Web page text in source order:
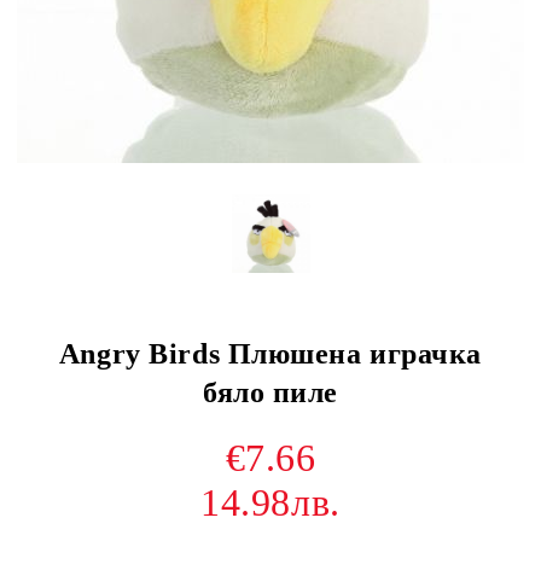
Angry Birds Плюшена играчка
бяло пиле
€7.66
14.98лв.